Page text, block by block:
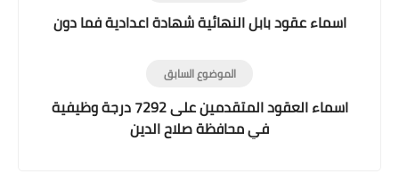
اسماء عقود بابل النهائية شهادة اعدادية فما دون
الموضوع السابق
اسماء العقود المتقدمين على 7292 درجة وظيفية
في محافظة صلاح الدين